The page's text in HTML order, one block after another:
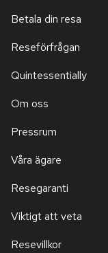
Betala din resa
Reseförfrågan
Quintessentially
Om oss
Pressrum
Våra ägare
Resegaranti
Viktigt att veta
Resevillkor